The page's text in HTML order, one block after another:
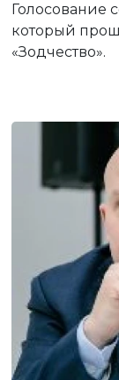
Голосование
который
«Зодчество».